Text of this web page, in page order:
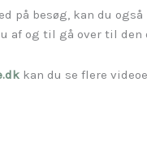
på besøg, kan du
af og til gå over til den
kan du se flere